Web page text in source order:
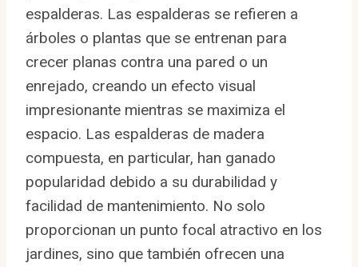
espalderas. Las espalderas se refieren a
árboles o plantas que se entrenan para
crecer planas contra una pared o un
enrejado, creando un efecto visual
impresionante mientras se maximiza el
espacio. Las espalderas de madera
compuesta, en particular, han ganado
popularidad debido a su durabilidad y
facilidad de mantenimiento. No solo
proporcionan un punto focal atractivo en los
jardines, sino que también ofrecen una